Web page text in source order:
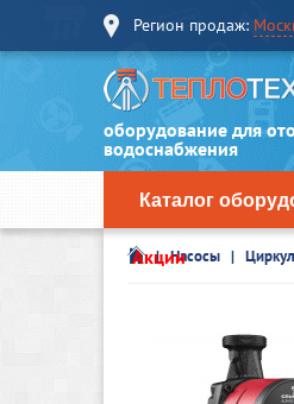
Регион продаж:
оборудование для
водоснабжения
Каталог
АкцииНасосы